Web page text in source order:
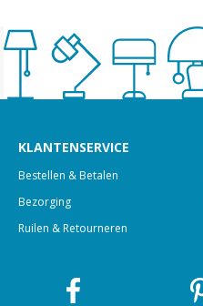
KLANTENSERVICE
Bestellen & Betalen
Bezorging
Ruilen & Retourneren